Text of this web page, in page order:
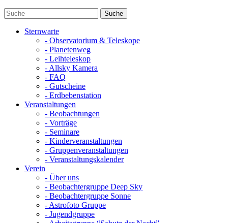
Sternwarte
- Observatorium & Teleskope
- Planetenweg
- Leihteleskop
- Allsky Kamera
- FAQ
- Gutscheine
- Erdbebenstation
Veranstaltungen
- Beobachtungen
- Vorträge
- Seminare
- Kinderveranstaltungen
- Gruppenveranstaltungen
- Veranstaltungskalender
Verein
- Über uns
- Beobachtergruppe Deep Sky
- Beobachtergruppe Sonne
- Astrofoto Gruppe
- Jugendgruppe